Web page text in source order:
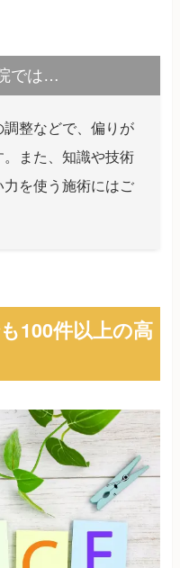
では…
整などで、偏りが
また、知識や技術
を使う施術にはご
100件以上の高